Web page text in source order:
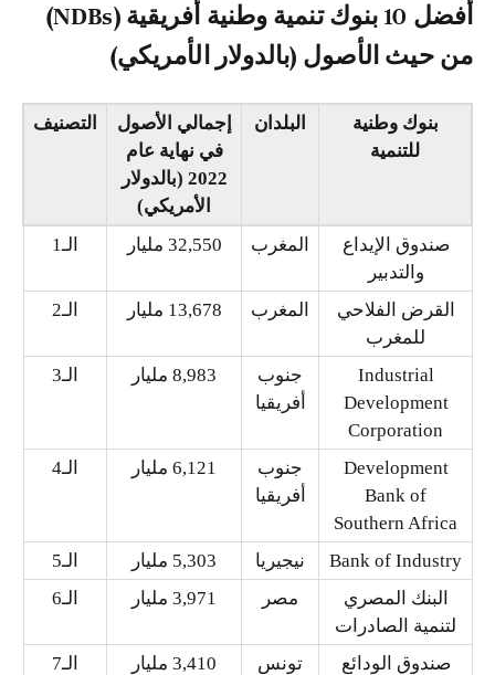
أفضل 10 بنوك تنمية وطنية أفريقية (NDBs)
من حيث الأصول (بالدولار الأمريكي)
بنوك وطنية
للتنمية
البلدان
إجمالي الأصول
في نهاية عام
2022 (بالدولار
الأمريكي)
التصنيف
صندوق الإيداع
والتدبير
المغرب 32,550 مليار الـ1
القرض الفلاحي
للمغرب
المغرب 13,678 مليار الـ2
Industrial
Development
Corporation
جنوب
أفريقيا
8,983 مليار الـ3
Development
Bank of
Southern Africa
جنوب
أفريقيا
6,121 مليار الـ4
Bank of Industry نيجيريا 5,303 مليار
الـ5
البنك المصري
لتنمية الصادرات
مصر 3,971 مليار الـ6
صندوق الودائع
تونس 3,410 مليار الـ7